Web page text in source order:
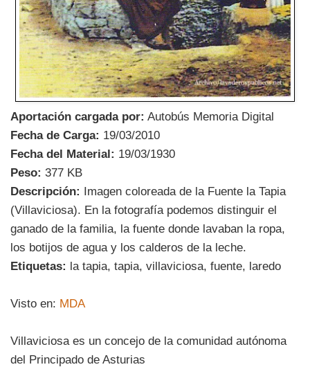
Aportación cargada por: Autobús Memoria Digital
Fecha de Carga: 19/03/2010
Fecha del Material: 19/03/1930
Peso: 377 KB
Descripción: Imagen coloreada de la Fuente la Tapia
(Villaviciosa). En la fotografía podemos distinguir el
ganado de la familia, la fuente donde lavaban la ropa,
los botijos de agua y los calderos de la leche.
Etiquetas: la tapia, tapia, villaviciosa, fuente, laredo
Visto en: MDA
Villaviciosa es un concejo de la comunidad autónoma
del Principado de Asturias